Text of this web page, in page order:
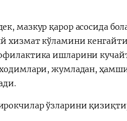
мазкур қарор асосида
хизмат кўламини
ишларини
ходимлари, жумладан,
ўзларини